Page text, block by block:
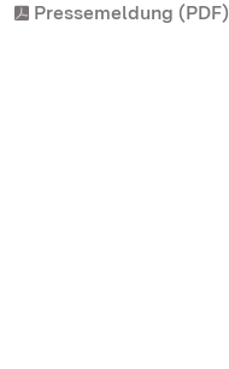
Pressemeldung (PDF)